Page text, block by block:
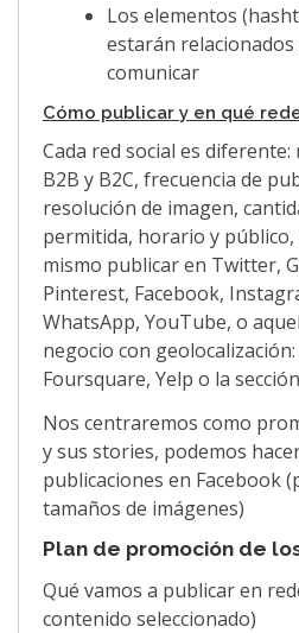
Los elementos
estarán
comunicar
Cómo publicar y en qué
Cada red social es
B2B y B2C, frecuencia de
resolución de imagen,
permitida, horario y
mismo publicar en Twitter,
Pinterest, Facebook,
WhatsApp, YouTube, o
negocio con
Foursquare, Yelp o la
Nos centraremos como
y sus stories, podemos
publicaciones en Facebook
tamaños de imágenes)
Plan de promoción de
Qué vamos a publicar en
contenido seleccionado)